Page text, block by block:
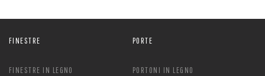
FINESTRE
FINESTRE IN LEGNO
PORTE
PORTONI IN LEGNO